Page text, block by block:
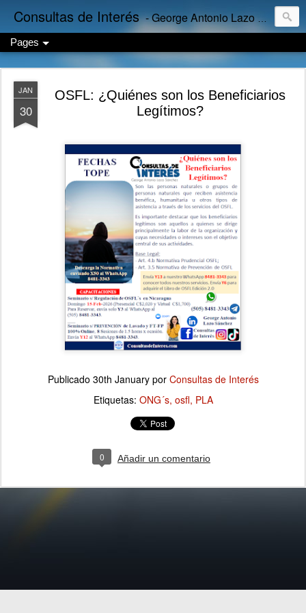
Consultas de Interés - George Antonio Lazo Sánchez
Pages
JAN
30
OSFL: ¿Quiénes son los Beneficiarios
Legítimos?
Publicado 30th Januarypor Consultas de Interés
Etiquetas: ONG´s osfl PLA
0 Añadir un comentario